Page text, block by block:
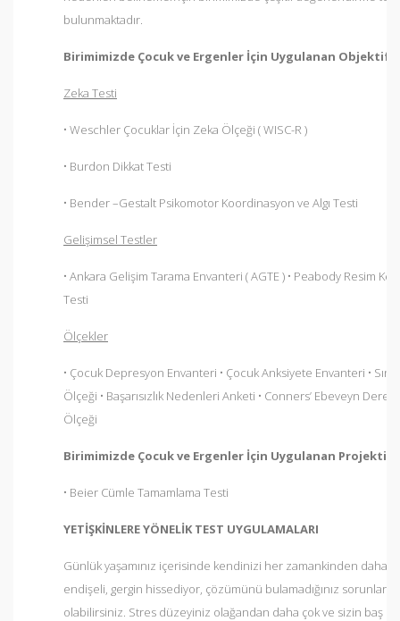
bulunmaktadır.
Birimimizde Çocuk ve Ergenler İçin Uygulanan Objektif
Zeka Testi
• Weschler Çocuklar İçin Zeka Ölçeği ( WISC-R )
• Burdon Dikkat Testi
• Bender –Gestalt Psikomotor Koordinasyon ve Algı Testi
Gelişimsel Testler
• Ankara Gelişim Tarama Envanteri ( AGTE ) • Peabody Resim
Testi
Ölçekler
• Çocuk Depresyon Envanteri • Çocuk Anksiyete Envanteri • Sınav
Ölçeği • Başarısızlık Nedenleri Anketi • Conners’ Ebeveyn
Ölçeği
Birimimizde Çocuk ve Ergenler İçin Uygulanan Projektif
• Beier Cümle Tamamlama Testi
YETİŞKİNLERE YÖNELİK TEST UYGULAMALARI
Günlük yaşamınız içerisinde kendinizi her zamankinden daha
endişeli, gergin hissediyor, çözümünü bulamadığınız sorunlar
olabilirsiniz. Stres düzeyiniz olağandan daha çok ve sizin baş